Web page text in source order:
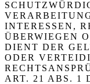
INTERESSEN,
ÜBERWIEGEN
DIENT DER
ODER
ART. 21 ABS. 1